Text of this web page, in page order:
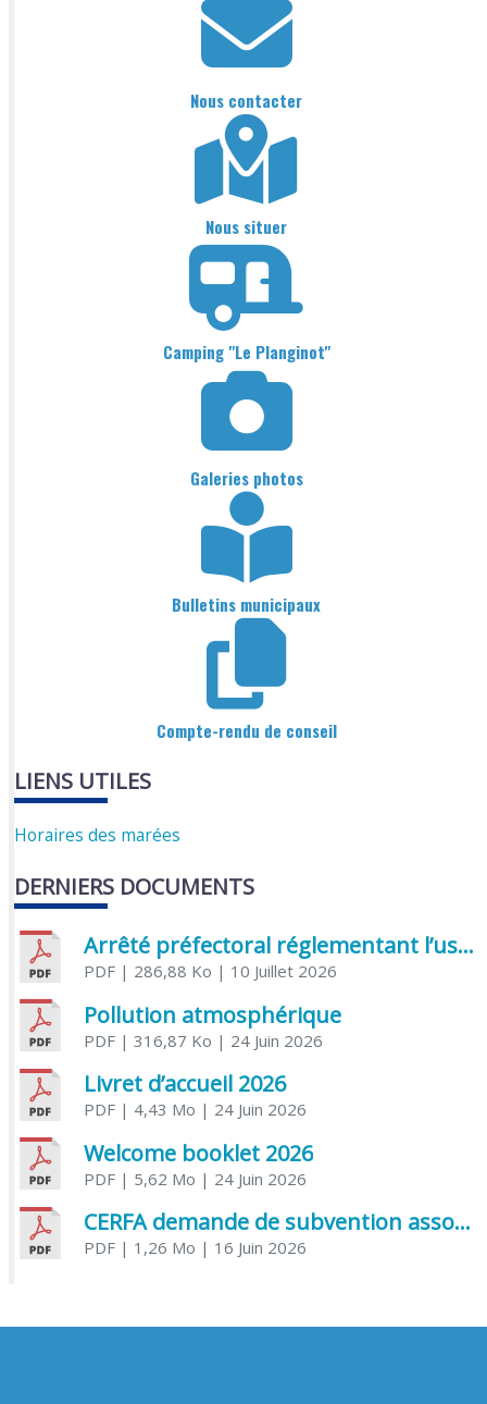
Nous contacter
Nous situer
Camping "Le Planginot"
Galeries photos
Bulletins municipaux
Compte-rendu de conseil
LIENS UTILES
Horaires des marées
DERNIERS DOCUMENTS
Arrêté préfectoral réglementant l’usage de l’eau
PDF| 286,88 Ko | 10 Juillet 2026
Pollution atmosphérique
PDF| 316,87 Ko | 24 Juin 2026
Livret d’accueil 2026
PDF| 4,43 Mo | 24 Juin 2026
Welcome booklet 2026
PDF| 5,62 Mo | 24 Juin 2026
CERFA demande de subvention association
PDF| 1,26 Mo | 16 Juin 2026